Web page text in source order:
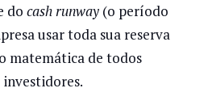
do cash runway(o período
usar toda sua reserva
matemática de todos